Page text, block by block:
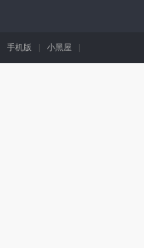
手机版 小黑屋